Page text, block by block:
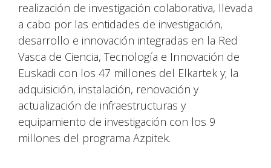
realización de investigación colaborativa, llevada
a cabo por las entidades de investigación,
desarrollo e innovación integradas en la Red
Vasca de Ciencia, Tecnología e Innovación de
Euskadi con los 47 millones del Elkartek y; la
adquisición, instalación, renovación y
actualización de infraestructuras y
equipamiento de investigación con los 9
millones del programa Azpitek.